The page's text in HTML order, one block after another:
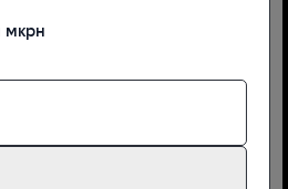
интернет от
мкрн
раздел с желаемым
мкрн